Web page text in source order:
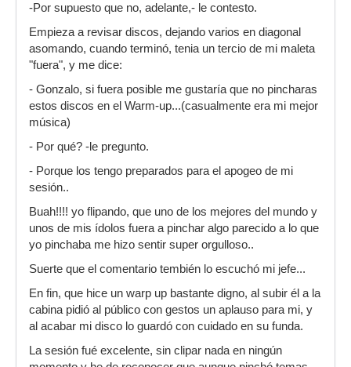
-Por supuesto que no, adelante,- le contesto.
Empieza a revisar discos, dejando varios en diagonal
asomando, cuando terminó, tenia un tercio de mi maleta
"fuera", y me dice:
- Gonzalo, si fuera posible me gustaría que no pincharas
estos discos en el Warm-up...(casualmente era mi mejor
música)
- Por qué? -le pregunto.
- Porque los tengo preparados para el apogeo de mi
sesión..
Buah!!!! yo flipando, que uno de los mejores del mundo y
unos de mis ídolos fuera a pinchar algo parecido a lo que
yo pinchaba me hizo sentir super orgulloso..
Suerte que el comentario tembién lo escuchó mi jefe...
En fin, que hice un warp up bastante digno, al subir él a la
cabina pidió al público con gestos un aplauso para mi, y
al acabar mi disco lo guardó con cuidado en su funda.
La sesión fué excelente, sin clipar nada en ningún